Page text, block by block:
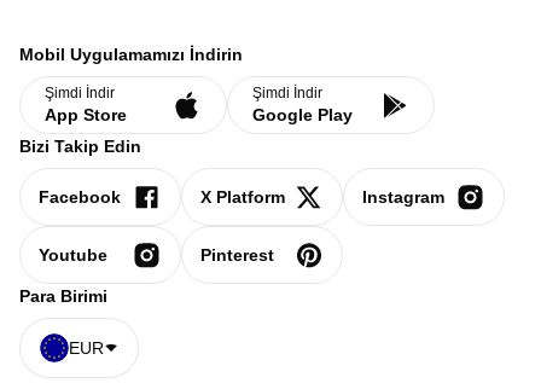
Mobil Uygulamamızı İndirin
Şimdi İndir
App Store
Şimdi İndir
Google Play
Bizi Takip Edin
Facebook X Platform Instagram
Youtube Pinterest
Para Birimi
EUR